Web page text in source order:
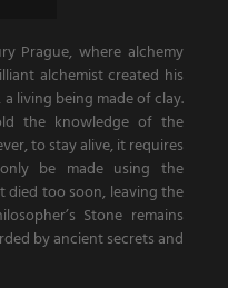
Prague, where alchemy
alchemist created his
living being made of clay.
the knowledge of the
to stay alive, it requires
be made using the
died too soon, leaving the
Stone remains
by ancient secrets and